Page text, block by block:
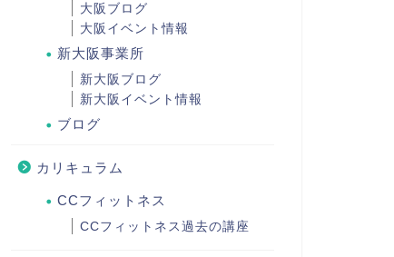
大阪ブログ
大阪イベント情報
新大阪事業所
新大阪ブログ
新大阪イベント情報
ブログ
カリキュラム
CCフィットネス
CCフィットネス過去の講座